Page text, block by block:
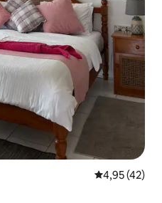
5 üzerinden
4,95 (42)